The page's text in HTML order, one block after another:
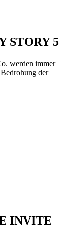
STORY 5
werden immer
der
INVITE